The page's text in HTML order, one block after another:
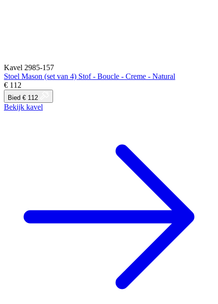
Kavel 2985-157
Stoel Mason (set van 4) Stof - Boucle - Creme - Natural
€ 112
Bied € 112
Bekijk kavel